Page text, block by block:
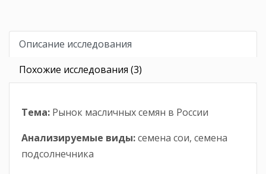
Описание исследования
Похожие исследования (3)
Тема: Рынок масличных семян в России
Анализируемые виды:семена сои, семена
подсолнечника